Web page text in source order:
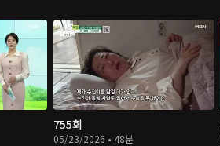
755회
05/23/2026 • 48분